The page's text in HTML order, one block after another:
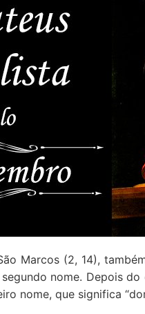
Marcos (2, 14),
nome. Depois
nome, que significa